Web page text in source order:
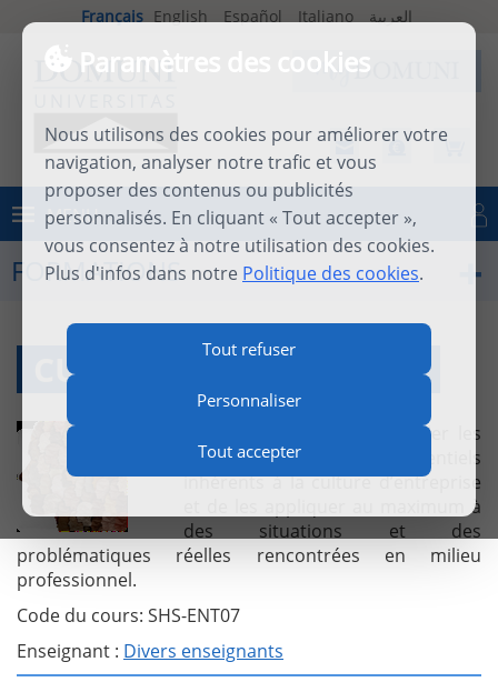
Paramètres des cookies
Nous utilisons des cookies pour améliorer votre
navigation, analyser notre trafic et vous
proposer des contenus ou publicités
personnalisés. En cliquant « Tout accepter »,
vous consentez à notre utilisation des cookies.
Plus d'infos dans notre Politique des cookies.
Tout refuser
Personnaliser
Tout accepter
Français English Español Italiano العربية
MENU Se connecter
FORMATIONS
CULTURE D’ENTREPRISE
Ce cours tente de rassembler les
concepts théoriques essentiels
inhérents à la culture d’entreprise
et de les appliquer au maximum à
des situations et des
problématiques réelles rencontrées en milieu
professionnel.
Code du cours: SHS-ENT07
Enseignant : Divers enseignants